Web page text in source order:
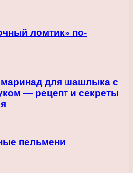
ломтик» по-
для шашлыка с
— рецепт и секреты
пельмени